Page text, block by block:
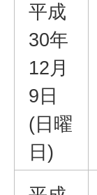
平成
30年
12月
9日
(日曜
日)